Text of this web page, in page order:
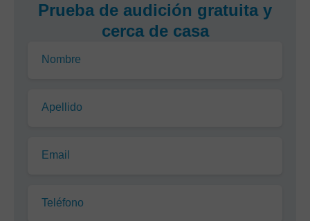
Prueba de audición gratuita y
cerca de casa
Nombre
Apellido
Email
Teléfono